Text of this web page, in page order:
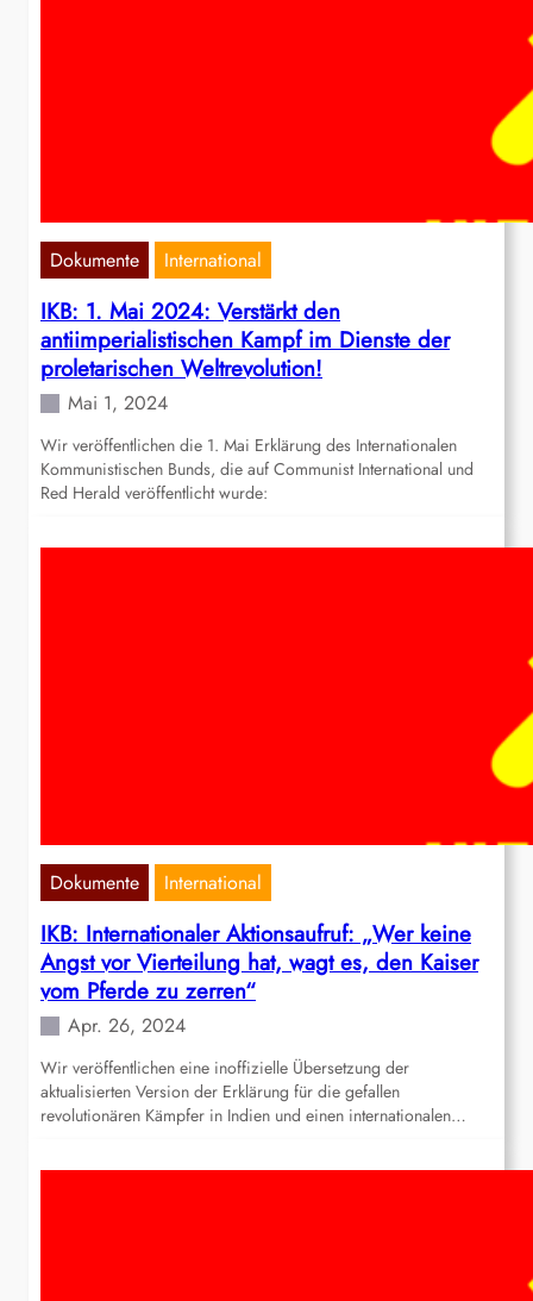
Dokumente International
IKB: 1. Mai 2024: Verstärkt den
antiimperialistischen Kampf im Dienste der
proletarischen Weltrevolution!
Mai 1, 2024
Wir veröffentlichen die 1. Mai Erklärung des Internationalen
Kommunistischen Bunds, die auf Communist International und
Red Herald veröffentlicht wurde:
Dokumente International
IKB: Internationaler Aktionsaufruf: „Wer keine
Angst vor Vierteilung hat, wagt es, den Kaiser
vom Pferde zu zerren“
Apr. 26, 2024
Wir veröffentlichen eine inoffizielle Übersetzung der
aktualisierten Version der Erklärung für die gefallen
revolutionären Kämpfer in Indien und einen internationalen…